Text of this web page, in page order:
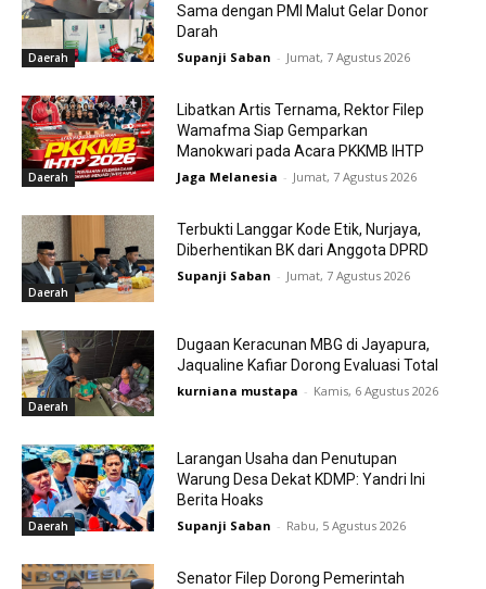
Daerah
Sama dengan PMI Malut Gelar Donor
Darah
Supanji Saban - Jumat, 7 Agustus 2026
Daerah
Libatkan Artis Ternama, Rektor Filep
Wamafma Siap Gemparkan
Manokwari pada Acara PKKMB IHTP
Jaga Melanesia - Jumat, 7 Agustus 2026
Daerah
Terbukti Langgar Kode Etik, Nurjaya,
Diberhentikan BK dari Anggota DPRD
Supanji Saban - Jumat, 7 Agustus 2026
Daerah
Dugaan Keracunan MBG di Jayapura,
Jaqualine Kafiar Dorong Evaluasi Total
kurniana mustapa - Kamis, 6 Agustus 2026
Daerah
Larangan Usaha dan Penutupan
Warung Desa Dekat KDMP: Yandri Ini
Berita Hoaks
Supanji Saban - Rabu, 5 Agustus 2026
Senator Filep Dorong Pemerintah